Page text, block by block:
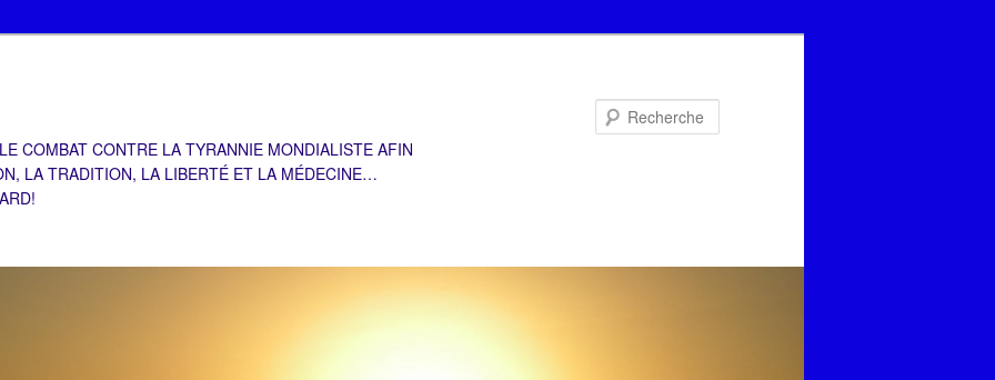
COMBAT CONTRE LA TYRANNIE MONDIALISTE AFIN
LA TRADITION, LA LIBERTÉ ET LA MÉDECINE…